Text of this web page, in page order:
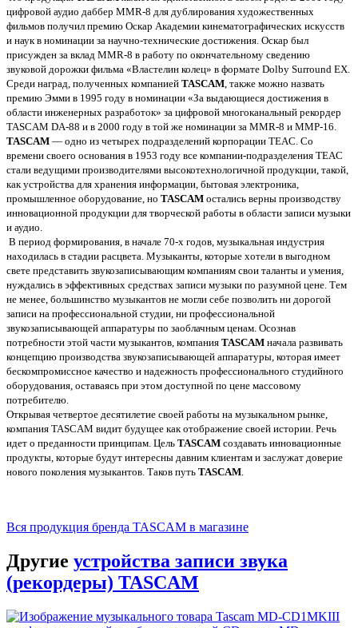
цифровой аудио даббер MMR-8 для дублирования художественных
фильмов получил премию Оскар Академии кинематографических искусств
и наук в номинации за научно-технические достижения. Оскар был
присужден за вклад MMR-8 в работу по окончательному сведению
звуковой дорожки фильма «Властелин колец» в формате Dolby Surround EX.
Среди наград, полученных компанией TASCAM, также можно назвать
премию Эмми в 1995 году в номинации «За выдающиеся достижения в
области инженерных разработок» за цифровой многоканальный рекордер
TASCAM DA-88 и в 2000 году в той же номинации за MMR-8 и ММР-16.
TASCAM — одно из четырех подразделений корпорации TEAC. Со
времени своего основания в 1953 году все компании-подразделения TEAC
стали ведущими производителями высокотехнологичной продукции, такой,
как устройства для хранения информации, бытовая электроника,
промышленное оборудование, но TASCAM остались верны производству
инновационной продукции для творческой работы в области записи музыки
и аудио.
В период формирования, в начале 70-х годов, музыкальная индустрия
находилась в стадии расцвета. Музыканты, которые хотели в выгодном
свете представить звукозаписывающим компаниям свои таланты и умения,
нуждались в эффективных средствах записи музыки по разумной цене. Тем
не менее, большинство музыкантов не могли себе позволить ни дорогой
записи на профессиональной студии, ни профессиональной
звукозаписывающей аппаратуры по заоблачным ценам. Осознав
потребности этой части музыкантов, компания TASCAM начала развивать
концепцию производства звукозаписывающей аппаратуры, которая имеет
бескомпромиссное качество и надежность профессионального студийного
оборудования, оставаясь при этом доступной по цене массовому
потребителю.
Открывая четвертое десятилетие своей работы на музыкальном рынке,
компания TASCAM видит будущее как отображение своей истории. Речь
идет о преданности принципам. Цель TASCAM создавать инновационные
продукты, которые будут интересны давним клиентам и заслужат доверие
нового поколения музыкантов. Таков путь TASCAM.
Вся продукция бренда TASCAM в магазине
Другие устройства записи звука
(рекордеры) TASCAM